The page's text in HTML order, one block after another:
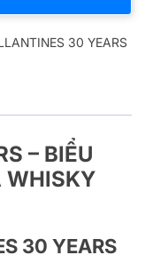
30 YEARS
– BIỂU
WHISKY
30 YEARS